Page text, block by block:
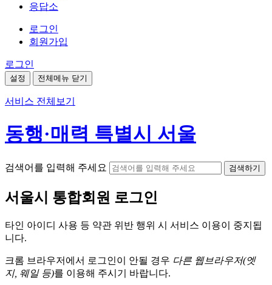
응답소
로그인
회원가입
로그인
설정 전체메뉴 닫기
서비스 전체보기
동행·매력 특별시 서울
검색어를 입력해 주세요 검색하기
서울시 통합회원 로그인
타인 아이디 사용 등 약관 위반 행위 시 서비스 이용이 중지됩
니다.
크롬 브라우저에서 로그인이 안될 경우 다른 웹브라우저(엣
지, 웨일 등)를 이용해 주시기 바랍니다.